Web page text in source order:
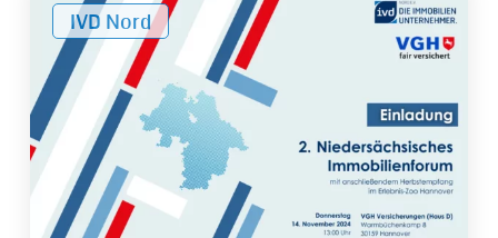
Niedersächsisches
Immobilienforum
am
14.11.2024
in
Hannover
IVD Nord